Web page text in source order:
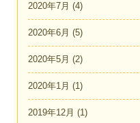
2020年7月 (4)
2020年6月 (5)
2020年5月 (2)
2020年1月 (1)
2019年12月 (1)